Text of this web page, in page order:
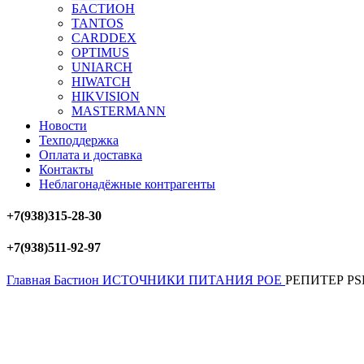
БAСТИОН
TANTOS
CARDDEX
OPTIMUS
UNIARCH
HIWATCH
HIKVISION
MASTERMANN
Новости
Техподдержка
Оплата и доставка
Контакты
Неблагонадёжные контрагенты
+7(938)315-28-30
+7(938)511-92-97
Главная Бастион ИСТОЧНИКИ ПИТАНИЯ POE РЕПИТЕР